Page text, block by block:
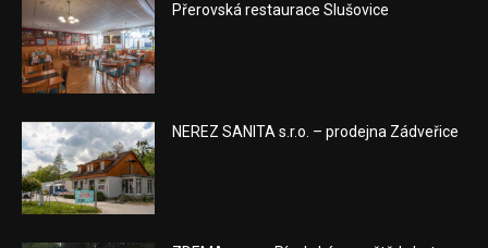
Přerovská restaurace Slušovice
NEREZ SANITA s.r.o. – prodejna Zádveřice